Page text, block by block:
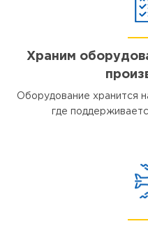
Храним
Оборудование хранится
где